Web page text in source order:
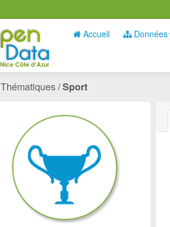
Accueil Données
Thématiques Sport